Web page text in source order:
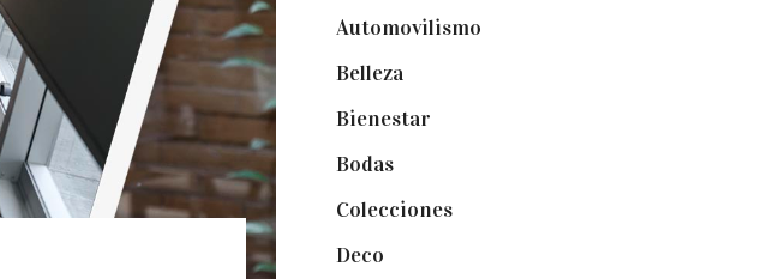
Automovilismo
Belleza(32)
Bienestar
Bodas(73)
Colecciones(22)
Deco